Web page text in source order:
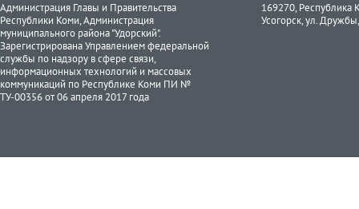
Администрация Главы и Правительства
Республики Коми, Администрация
муниципального района "Удорский".
Зарегистрирована Управлением федеральной
службы по надзору в сфере связи,
информационных технологий и массовых
коммуникаций по Республике Коми ПИ №
ТУ-00356 от 06 апреля 2017 года
169270, Республика
Усогорск, ул.